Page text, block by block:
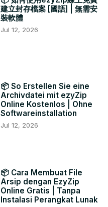
建立封存檔案 [國語] | 無需安
裝軟體
Jul 12, 2026
📦 So Erstellen Sie eine
Archivdatei mit ezyZip
Online Kostenlos | Ohne
Softwareinstallation
Jul 12, 2026
📦 Cara Membuat File
Arsip dengan EzyZip
Online Gratis | Tanpa
Instalasi Perangkat Lunak